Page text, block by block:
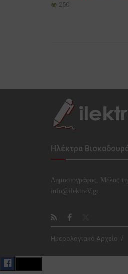
250
Ηλέκτρα
Δημοσιογράφος, Μέλος
info@ilektraV.gr
Ημερολογιακό Αρχείο